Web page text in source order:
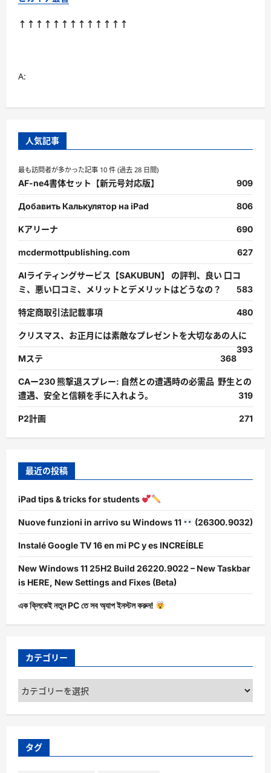
↑↑↑↑↑↑↑↑↑↑↑↑↑
A:
人気記事
最も訪問者が多かった記事 10 件 (過去 28 日間)
AF-ne4書体セット【新元号対応版】 909
Добавить Калькулятор на iPad 806
Kアリーナ 690
mcdermottpublishing.com 627
AIライティングサービス【SAKUBUN】 の評判、良い 口コ
ミ、悪い口コミ、メリットとデメリットはどうなの？
583
特定商取引法記載事項 480
クリスマス、お正月には素敵なプレゼントを大切なあの人に
393
Mステ
368
CAー230 熊撃退スプレー: 自然との遭遇時の必需品 野生との
遭遇、安全と信頼を手に入れよう。
319
P2計画 271
最近の投稿
iPad tips & tricks for students
Nuove funzioni in arrivo su Windows 11 (26300.9032)
Instalé Google TV 16 en mi PC y es INCREÍBLE
New Windows 11 25H2 Build 26220.9022 – New Taskbar
is HERE, New Settings and Fixes (Beta)
এক ক্লিকেই নতুন PC তে সব অ্যাপ ইনস্টল করুন!
カテゴリー
カ
テ
ゴ
ー
タグ